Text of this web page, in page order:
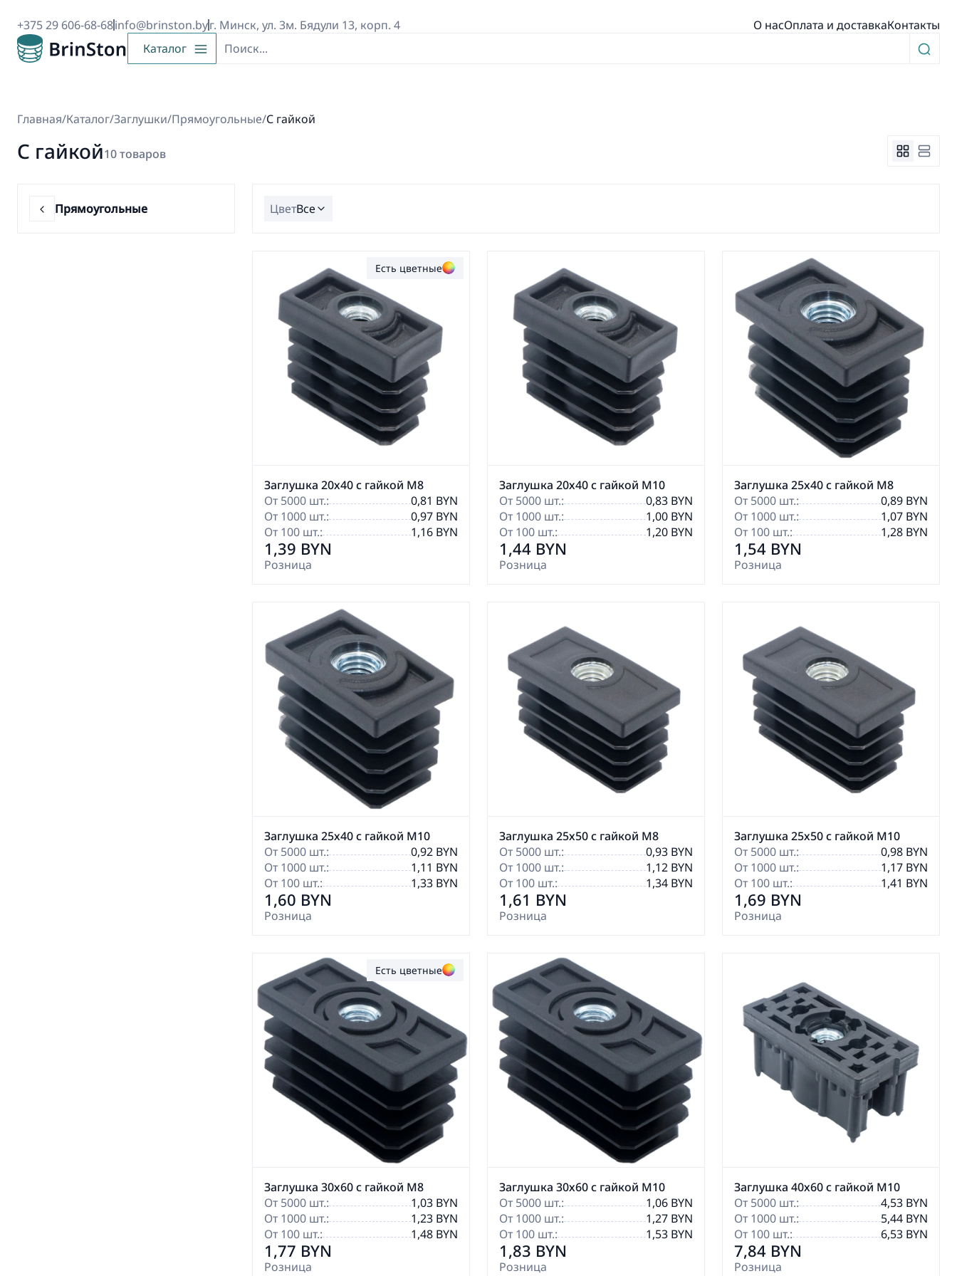
+375 29 606-68-68info@brinston.byг. Минск, ул. 3м. Бядули 13, корп. 4 О насОплата и доставкаКонтакты
Каталог
Главная/Каталог/Заглушки/Прямоугольные/С гайкой
С гайкой10 товаров
Прямоугольные ЦветВсе
Есть цветные
Заглушка 20х40 с гайкой М8
От 5000 шт.:
0,81 BYN
От 1000 шт.:
0,97 BYN
От 100 шт.:
1,16 BYN
1,39 BYN
Розница
Заглушка 20х40 с гайкой М10
От 5000 шт.:
0,83 BYN
От 1000 шт.:
1,00 BYN
От 100 шт.:
1,20 BYN
1,44 BYN
Розница
Заглушка 25х40 с гайкой М8
От 5000 шт.:
0,89 BYN
От 1000 шт.:
1,07 BYN
От 100 шт.:
1,28 BYN
1,54 BYN
Розница
Заглушка 25х40 с гайкой М10
От 5000 шт.:
0,92 BYN
От 1000 шт.:
1,11 BYN
От 100 шт.:
1,33 BYN
1,60 BYN
Розница
Заглушка 25х50 с гайкой М8
От 5000 шт.:
0,93 BYN
От 1000 шт.:
1,12 BYN
От 100 шт.:
1,34 BYN
1,61 BYN
Розница
Заглушка 25х50 с гайкой М10
От 5000 шт.:
0,98 BYN
От 1000 шт.:
1,17 BYN
От 100 шт.:
1,41 BYN
1,69 BYN
Розница
Есть цветные
Заглушка 30х60 с гайкой М8
От 5000 шт.:
1,03 BYN
От 1000 шт.:
1,23 BYN
От 100 шт.:
1,48 BYN
1,77 BYN
Розница
Заглушка 30х60 с гайкой М10
От 5000 шт.:
1,06 BYN
От 1000 шт.:
1,27 BYN
От 100 шт.:
1,53 BYN
1,83 BYN
Розница
Заглушка 40х60 с гайкой М10
От 5000 шт.:
4,53 BYN
От 1000 шт.:
5,44 BYN
От 100 шт.:
6,53 BYN
7,84 BYN
Розница